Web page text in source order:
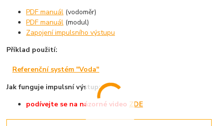
PDF manuál (vodoměr)
PDF manuál (modul)
Zapojení impulsního výstupu
Příklad použití:
Referenční systém "Voda"
Jak funguje impulsní výstup:
podívejte se na názornévideo ZDE